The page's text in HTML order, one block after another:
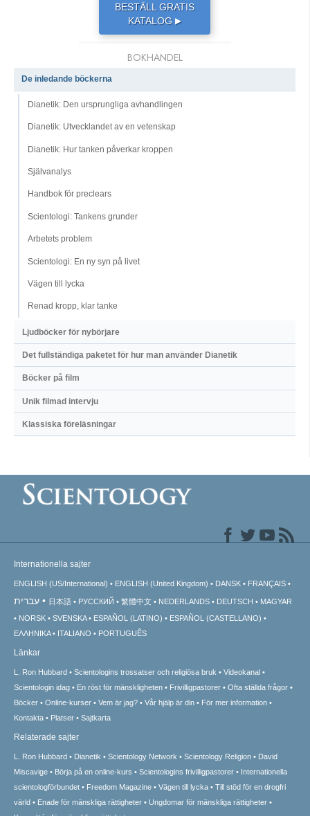
BESTÄLL GRATIS
KATALOG ▶
BOKHANDEL
De inledande böckerna
Dianetik: Den ursprungliga avhandlingen
Dianetik: Utvecklandet av en vetenskap
Dianetik: Hur tanken påverkar kroppen
Självanalys
Handbok för preclears
Scientologi: Tankens grunder
Arbetets problem
Scientologi: En ny syn på livet
Vägen till lycka
Renad kropp, klar tanke
Ljudböcker för nybörjare
Det fullständiga paketet för hur man använder Dianetik
Böcker på film
Unik filmad intervju
Klassiska föreläsningar
Internationella sajter
ENGLISH (US/International) ENGLISH (United Kingdom) DANSK FRANÇAIS
עברית 日本語 РУССКИЙ 繁體中文 NEDERLANDS DEUTSCH
MAGYAR
NORSK
SVENSKA ESPAÑOL (LATINO)
ESPAÑOL (CASTELLANO)
ΕΛΛΗΝΙΚA
ITALIANO PORTUGUÊS
Länkar
L. Ron Hubbard Scientologins trossatser och religiösa bruk
Videokanal
Scientologin idag
En röst för mänskligheten Frivilligpastorer
Ofta ställda frågor
Böcker
Online-kurser Vem är jag? Vår hjälp är din
För mer information
Kontakta
Platser Sajtkarta
Relaterade sajter
L. Ron Hubbard Dianetik Scientology Network Scientology Religion
David
Miscavige
Börja på en online-kurs Scientologins frivilligpastorer
Internationella
scientologförbundet
Freedom Magazine Vägen till lycka
Till stöd för en drogfri
värld
Enade för mänskliga rättigheter
Ungdomar för mänskliga rättigheter